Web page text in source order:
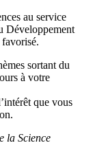
au service
Développement
sortant du
à votre
que vous
la Science